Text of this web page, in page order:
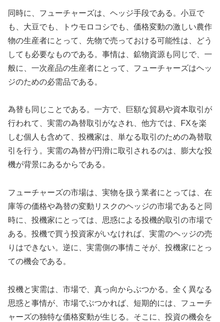
同時に、フューチャーズは、ヘッジ手段である。小豆で
も、大豆でも、トウモロコシでも、価格変動の激しい農作
物の生産者にとって、先物で売っておける可能性は、どう
しても必要なものである。事情は、鉱物資源も同じで、一
般に、一次産品の生産者にとって、フューチャーズはヘッ
ジのための必需品である。
為替も同じことである。一方で、巨額な貿易や資本取引が
行われて、実需の為替取引がなされ、他方では、FXを楽
しむ個人も含めて、投機家は、単なる取引のための為替取
引を行う。実需の為替が円滑に取引されるのは、膨大な投
機が背景にあるからである。
フューチャーズの市場は、実物を扱う業者にとっては、在
庫等の価格や為替の変動リスクのヘッジの市場であると同
時に、投機家にとっては、思惑による投機的取引の市場で
ある。投機で買う投資家がいなければ、実需のヘッジの売
りはできない。逆に、実需側の事情こそが、投機家にとっ
ての機会である。
投機と実需は、市場で、真っ向からぶつかる。全く異なる
思惑と事情が、市場でぶつかれば、短期的には、フューチ
ャーズの独特な価格変動が生じる。そこに、投資の機会を